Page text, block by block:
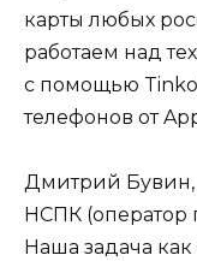
карты любых
работаем над
с помощью
телефонов от
Дмитрий
НСПК (оператор
Наша задача